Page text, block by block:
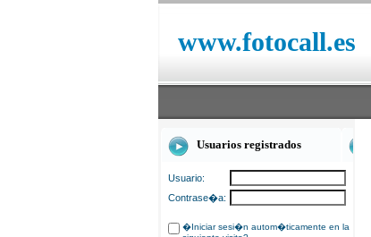
www.fotocall.es
Usuarios registrados
Usuario:
Contrase�a:
�Iniciar sesi�n autom�ticamente en la